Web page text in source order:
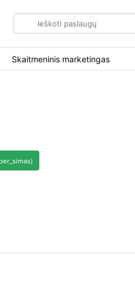
Search
Skaitmeninis marketingas